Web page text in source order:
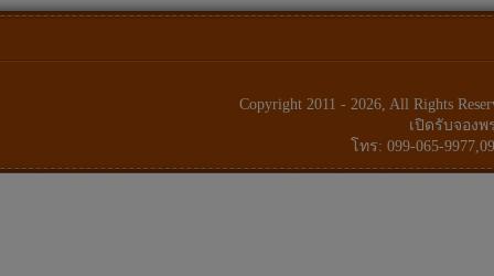
Copyright 2011 - 2026, All Rights
เปิดรับจองพ
โทร: 099-065-